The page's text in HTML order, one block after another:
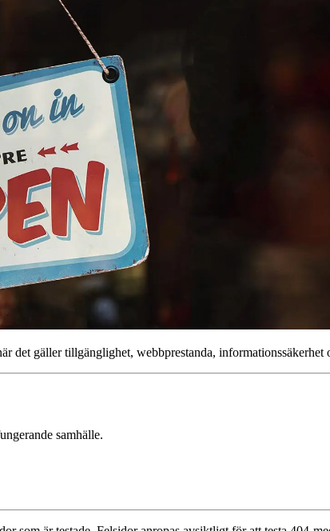
det gäller tillgänglighet, webbprestanda, informationssäkerhet
samhälle.